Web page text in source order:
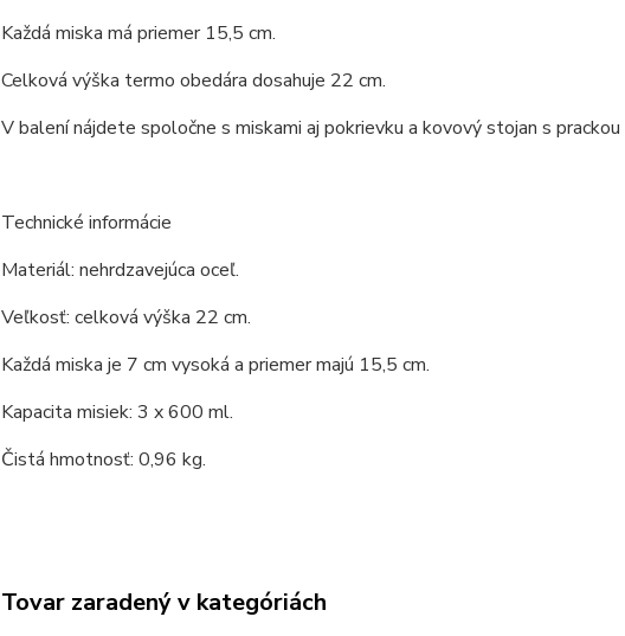
Každá miska má priemer 15,5 cm.
Celková výška termo obedára dosahuje 22 cm.
V balení nájdete spoločne s miskami aj pokrievku a kovový stojan s prackou
Technické informácie
Materiál: nehrdzavejúca oceľ.
Veľkosť: celková výška 22 cm.
Každá miska je 7 cm vysoká a priemer majú 15,5 cm.
Kapacita misiek: 3 x 600 ml.
Čistá hmotnosť: 0,96 kg.
Tovar zaradený v kategóriách